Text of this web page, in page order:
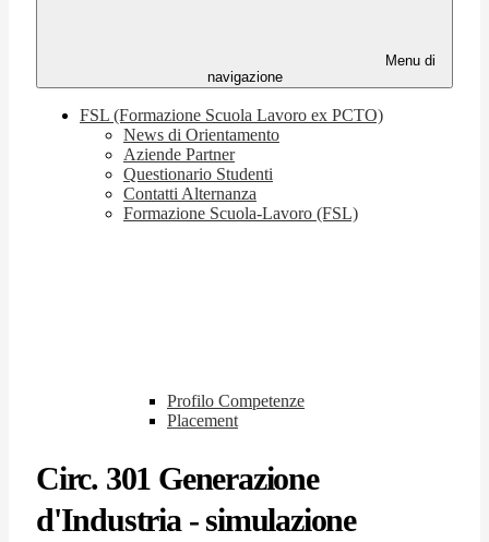
Menu di
navigazione
FSL (Formazione Scuola Lavoro ex PCTO)
News di Orientamento
Aziende Partner
Questionario Studenti
Contatti Alternanza
Formazione Scuola-Lavoro (FSL)
Profilo Competenze
Placement
Circ. 301 Generazione
d'Industria - simulazione